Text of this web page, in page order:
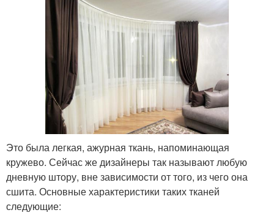
Это была легкая, ажурная ткань, напоминающая
кружево. Сейчас же дизайнеры так называют любую
дневную штору, вне зависимости от того, из чего она
сшита. Основные характеристики таких тканей
следующие: